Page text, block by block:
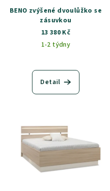
BENO zvýšené dvoulůžko se
zásuvkou
13 380 Kč
1-2 týdny
Detail